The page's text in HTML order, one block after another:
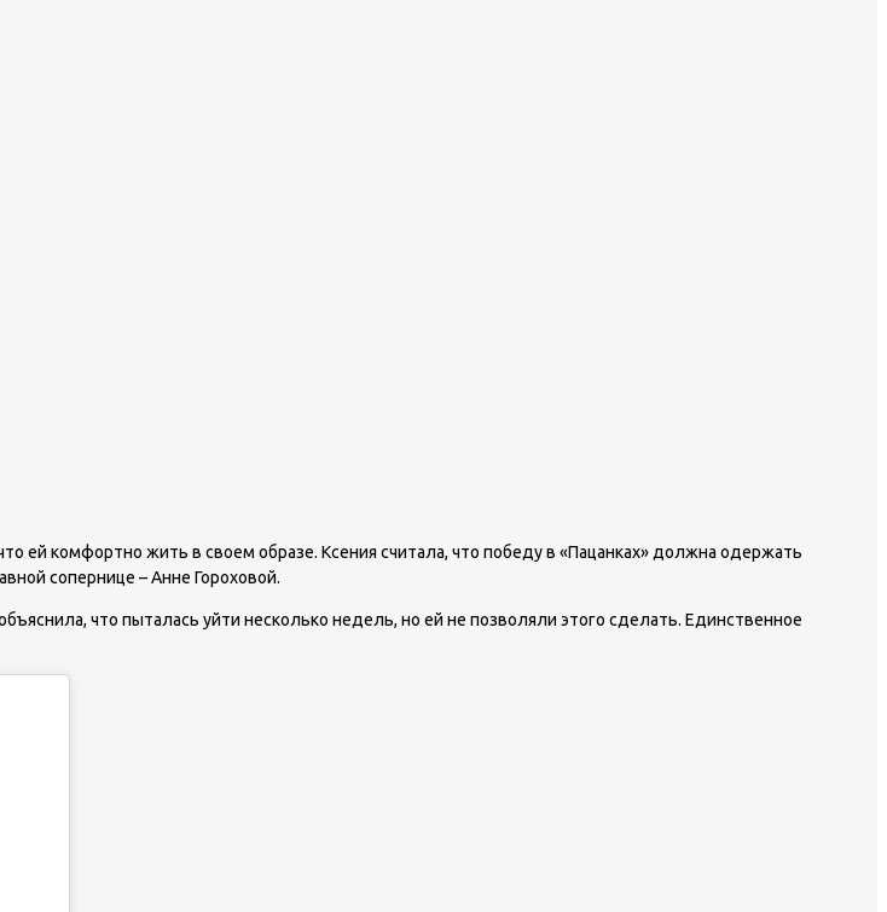
ей комфортно жить в своем образе. Ксения считала, что победу в «Пацанках» должна одержать
сопернице – Анне Гороховой.
что пыталась уйти несколько недель, но ей не позволяли этого сделать. Единственное